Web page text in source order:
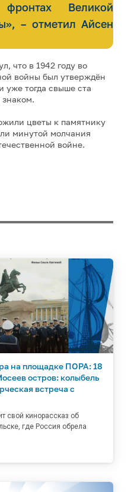
Великой
– отметил Айсен
что в 1942 году во
войны был утверждён
уже тогда свыше ста
цветы к памятнику
минутой молчания
войне.
на площадке ПОРА: 18
остров: колыбель
встреча с
свой кинорассказ об
где Россия обрела